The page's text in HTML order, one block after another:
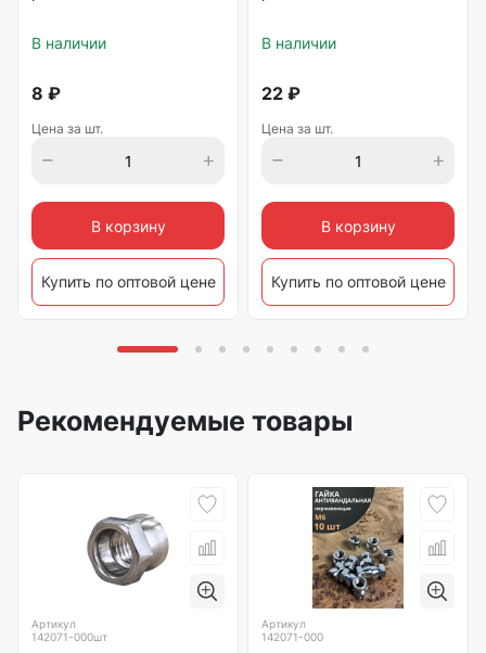
В наличии
8 ₽
Цена за шт.
В корзину
Купить по оптовой цене
В наличии
22 ₽
Цена за шт.
В корзину
Купить по оптовой цене
Рекомендуемые товары
Артикул
142071-000шт
Артикул
142071-000